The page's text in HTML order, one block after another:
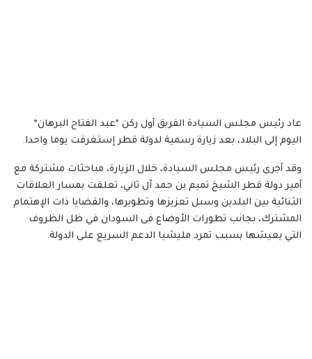
عاد رئيس مجلس السيادة الفريق أول ركن *عبد الفتاح البرهان*
اليوم إلى البلاد، بعد زيارة رسمية لدولة قطر إستغرقت يوما واحدا.
وقد أجرى رئيس مجلس السيادة، خلال الزيارة، مباحثات مشتركة مع
أمير دولة قطر الشيخ تميم بن حمد آل ثاني، تعلقت بمسار العلاقات
الثنائية بين البلدين وسبل تعزيزها وتطويرها، والقضايا ذات الإهتمام
المشترك، بجانب تطورات الأوضاع فى السودان في ظل الظروف
التي يعيشها بسبب تمرد مليشيا الدعم السريع على الدولة.